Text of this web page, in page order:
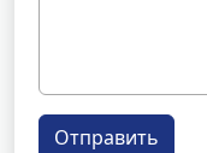
Отправить